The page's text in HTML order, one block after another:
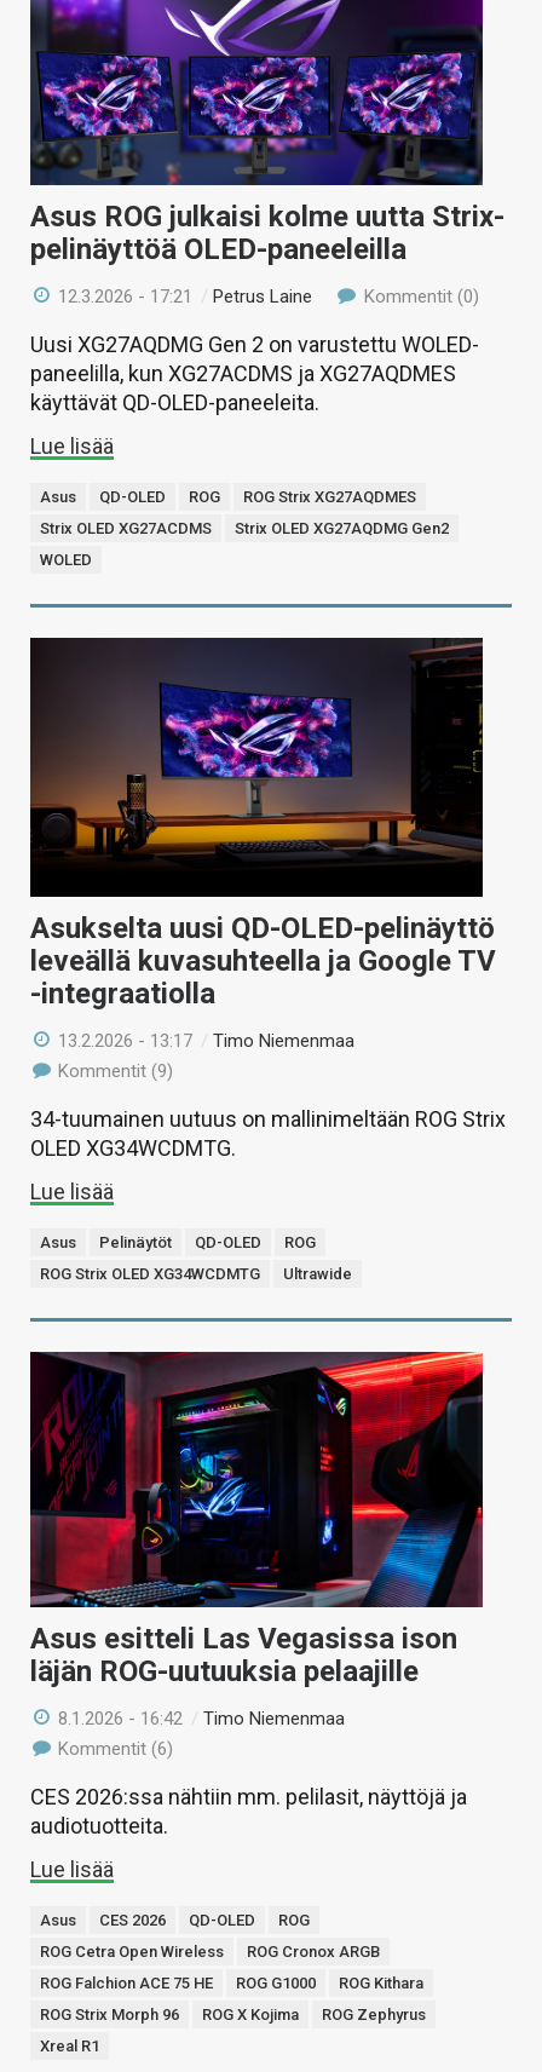
Asus ROG julkaisi kolme uutta Strix-
pelinäyttöä OLED-paneeleilla
12.3.2026 - 17:21 /Petrus Laine Kommentit (0)
Uusi XG27AQDMG Gen 2 on varustettu WOLED-
paneelilla, kun XG27ACDMS ja XG27AQDMES
käyttävät QD-OLED-paneeleita.
Lue lisää
Asus QD-OLED ROG
ROG Strix XG27AQDMES
Strix OLED XG27ACDMS
Strix OLED XG27AQDMG Gen2
WOLED
Asukselta uusi QD-OLED-pelinäyttö
leveällä kuvasuhteella ja Google TV
-integraatiolla
13.2.2026 - 13:17 /Timo Niemenmaa
Kommentit (9)
34-tuumainen uutuus on mallinimeltään ROG Strix
OLED XG34WCDMTG.
Lue lisää
Asus Pelinäytöt QD-OLED
ROG
ROG Strix OLED XG34WCDMTG
Ultrawide
Asus esitteli Las Vegasissa ison
läjän ROG-uutuuksia pelaajille
8.1.2026 - 16:42 /Timo Niemenmaa
Kommentit (6)
CES 2026:ssa nähtiin mm. pelilasit, näyttöjä ja
audiotuotteita.
Lue lisää
Asus CES 2026 QD-OLED
ROG
ROG Cetra Open Wireless
ROG Cronox ARGB
ROG Falchion ACE 75 HE
ROG G1000
ROG Kithara
ROG Strix Morph 96
ROG X Kojima
ROG Zephyrus
Xreal R1